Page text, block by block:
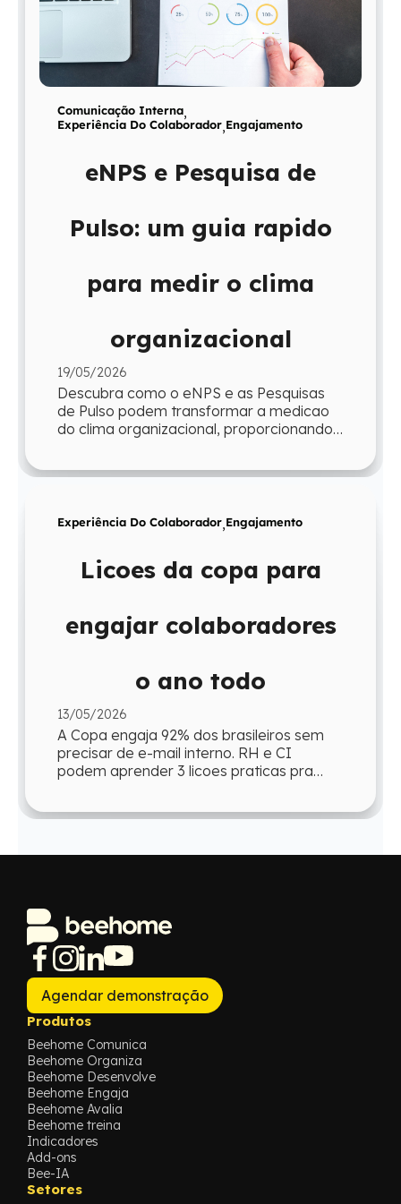
Comunicação Interna,
Experiência Do Colaborador,Engajamento
eNPS e Pesquisa de
Pulso: um guia rapido
para medir o clima
organizacional
19/05/2026
Descubra como o eNPS e as Pesquisas
de Pulso podem transformar a medicao
do clima organizacional, proporcionando
Experiência Do Colaborador,Engajamento
Licoes da copa para
engajar colaboradores
o ano todo
13/05/2026
A Copa engaja 92% dos brasileiros sem
precisar de e-mail interno. RH e CI
podem aprender 3 licoes praticas pra
Agendar demonstração
Produtos
Beehome Comunica
Beehome Organiza
Beehome Desenvolve
Beehome Engaja
Beehome Avalia
Beehome treina
Indicadores
Add-ons
Bee-IA
Setores